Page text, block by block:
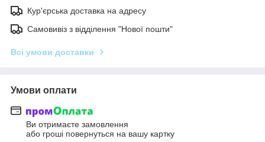
Кур'єрська доставка на адресу
Самовивіз з відділення "Нової пошти"
Всі умови доставки
Умови оплати
Ви отримаєте замовлення
або гроші повернуться на вашу картку